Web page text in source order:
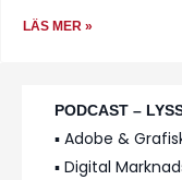
PODCAST –
▪️ Adobe &
▪️ Digital
LÄS MER »